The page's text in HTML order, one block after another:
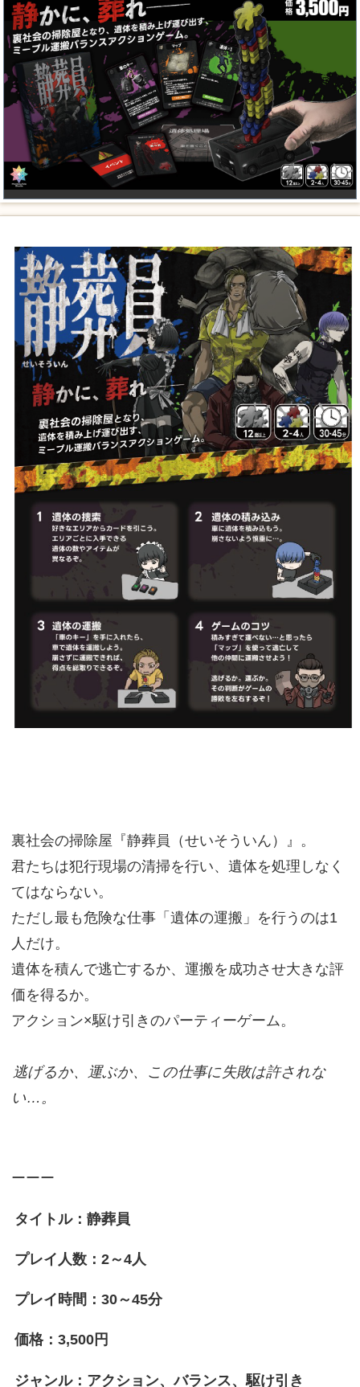
裏社会の掃除屋『静葬員（せいそういん）』。
君たちは犯行現場の清掃を行い、遺体を処理しなく
てはならない。
ただし最も危険な仕事「遺体の運搬」を行うのは1
人だけ。
遺体を積んで逃亡するか、運搬を成功させ大きな評
価を得るか。
アクション×駆け引きのパーティーゲーム。
逃げるか、運ぶか、この仕事に失敗は許されな
い…。
ーーー
タイトル：静葬員
プレイ人数：2～4人
プレイ時間：30～45分
価格：3,500円
ジャンル：アクション、バランス、駆け引き